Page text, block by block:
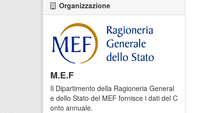
Organizzazione
M.E.F
Il Dipartimento della Ragioneria General
e dello Stato del MEF fornisce i dati del C
onto annuale.